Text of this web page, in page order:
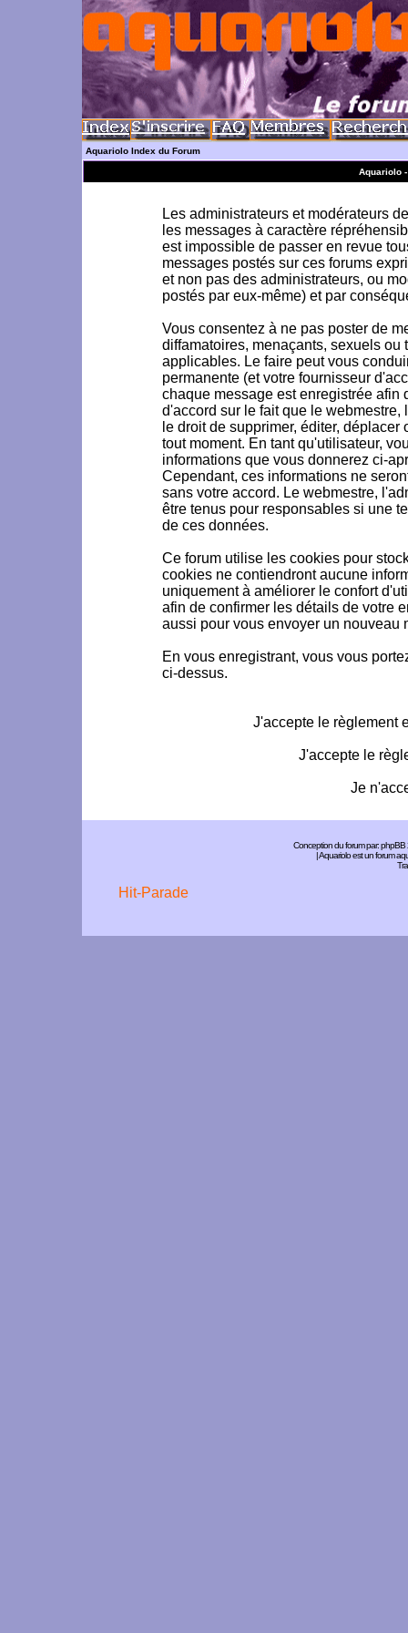
Aquariolo Index du Forum
Aquariolo
Les administrateurs et modérateurs
les messages à caractère
est impossible de passer en revue
messages postés sur ces forums
et non pas des administrateurs, ou
postés par eux-même) et par
Vous consentez à ne pas poster de
diffamatoires, menaçants, sexuels
applicables. Le faire peut vous
permanente (et votre fournisseur
chaque message est enregistrée afin
d'accord sur le fait que le
le droit de supprimer, éditer,
tout moment. En tant qu'utilisateur,
informations que vous donnerez ci-
Cependant, ces informations ne
sans votre accord. Le webmestre,
être tenus pour responsables si une
de ces données.
Ce forum utilise les cookies pour
cookies ne contiendront aucune
uniquement à améliorer le confort
afin de confirmer les détails de votre
aussi pour vous envoyer un nouveau
En vous enregistrant, vous vous
ci-dessus.
J'accepte le règlement
J'accepte le
Je
Conception du forum par:phpBB
| Aquariolo est un forum